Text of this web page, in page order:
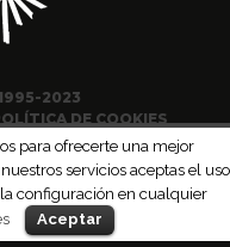
2023
DE COOKIES
para ofrecerte una mejor
servicios aceptas el uso
configuración en cualquier
Aceptar